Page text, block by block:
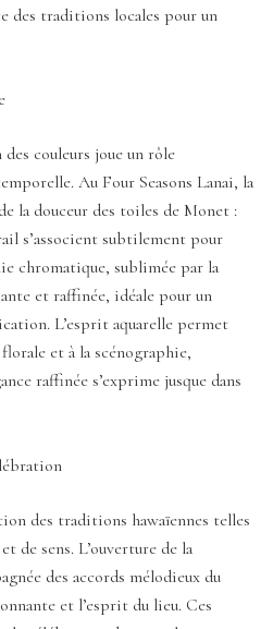
des traditions locales pour un
couleurs joue un rôle
Au Four Seasons Lanai, la
la douceur des toiles de Monet :
s’associent subtilement pour
chromatique, sublimée par la
et raffinée, idéale pour un
L’esprit aquarelle permet
et à la scénographie,
raffinée s’exprime jusque dans
des traditions hawaïennes telles
de sens. L’ouverture de la
des accords mélodieux du
et l’esprit du lieu. Ces